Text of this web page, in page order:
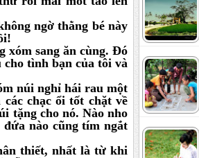
ngờ thằng bé này
xóm sang ăn cùng. Đó
tình bạn của tôi và
núi nghỉ hái rau một
chạc ổi tốt chặt về
tặng cho nó. Nào nho
nào cũng tím ngắt
thiết, nhất là từ khi